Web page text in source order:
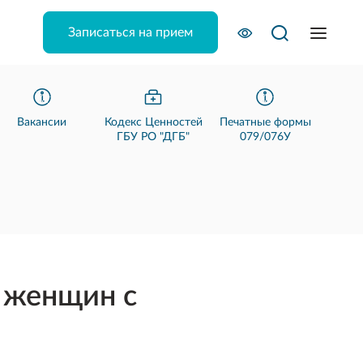
Вакансии
Кодекс Ценностей
ГБУ РО "ДГБ"
Печатные формы
079/076У
женщин с
Записаться на прием